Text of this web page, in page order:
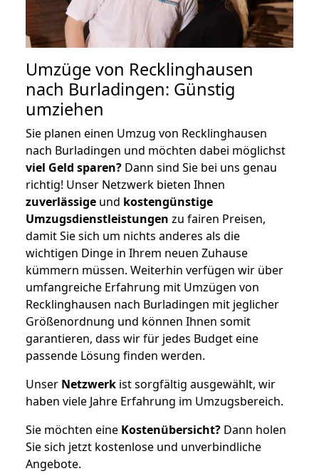
Umzüge von Recklinghausen
nach Burladingen: Günstig
umziehen
Sie planen einen Umzug von Recklinghausen
nach Burladingen und möchten dabei möglichst
viel Geld sparen? Dann sind Sie bei uns genau
richtig! Unser Netzwerk bieten Ihnen
zuverlässige und kostengünstige
Umzugsdienstleistungen zu fairen Preisen,
damit Sie sich um nichts anderes als die
wichtigen Dinge in Ihrem neuen Zuhause
kümmern müssen. Weiterhin verfügen wir über
umfangreiche Erfahrung mit Umzügen von
Recklinghausen nach Burladingen mit jeglicher
Größenordnung und können Ihnen somit
garantieren, dass wir für jedes Budget eine
passende Lösung finden werden.
Unser Netzwerk ist sorgfältig ausgewählt, wir
haben viele Jahre Erfahrung im Umzugsbereich.
Sie möchten eine Kostenübersicht? Dann holen
Sie sich jetzt kostenlose und unverbindliche
Angebote.